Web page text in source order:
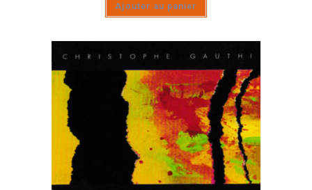
Ajouter au panier